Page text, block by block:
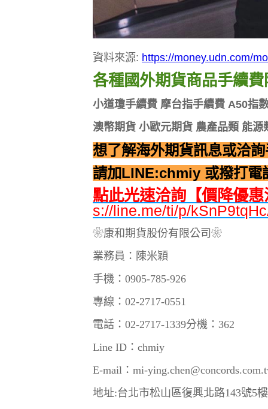
資料來源: https://money.udn.com/
各種國外期貨商品手續
小道瓊手續費 摩台指手續費 A50指
澳幣期貨 小歐元期貨 農產品類 能源
想了解海外期貨訊息或洽
請加LINE:chmiy 或撥打電
點此光速洽詢【價降優
s://line.me/ti/p/
❀康和期貨股份有限公司❀
業務員：陳米穎
手機：0905-785-926
專線：02-2717-0551
電話：02-2717-1339分機：362
Line ID：chmiy
E-mail：mi-
地址:台北市松山區復興北路143號5樓